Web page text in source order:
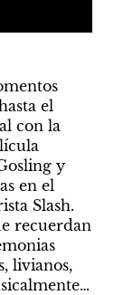
el
con la
canción “I’m Just Ken”, de la película
y
en el
Slash.
recuerdan
livianos,